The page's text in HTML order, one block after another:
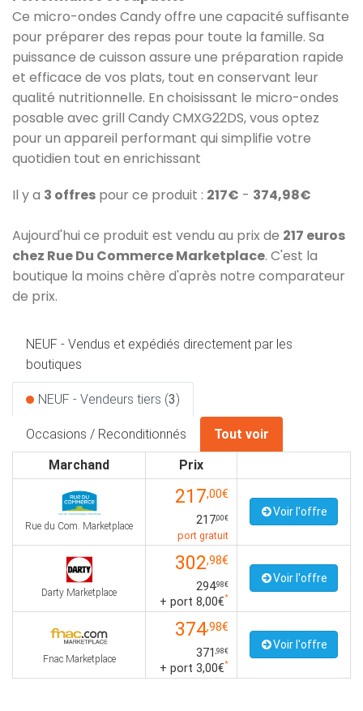
Ce micro-ondes Candy offre une capacité suffisante
pour préparer des repas pour toute la famille. Sa
puissance de cuisson assure une préparation rapide
et efficace de vos plats, tout en conservant leur
qualité nutritionnelle. En choisissant le micro-ondes
posable avec grill Candy CMXG22DS, vous optez
pour un appareil performant qui simplifie votre
quotidien tout en enrichissant
Il y a 3 offres pour ce produit : 217€ - 374,98€
Aujourd'hui ce produit est vendu au prix de 217 euros
chez Rue Du Commerce Marketplace. C'est la
boutique la moins chère d'après notre comparateur
de prix.
NEUF - Vendus et expédiés directement par les
boutiques
NEUF - Vendeurs tiers (3)
Occasions / Reconditionnés
Tout voir
Marchand
Prix
Rue du Com. Marketplace
217,00€
217,00€
port gratuit
Voir l'offre
Darty Marketplace
302,98€
294,98€
+ port 8,00€*
Voir l'offre
Fnac Marketplace
374,98€
371 ,98€
+ port 3,00€*
Voir l'offre